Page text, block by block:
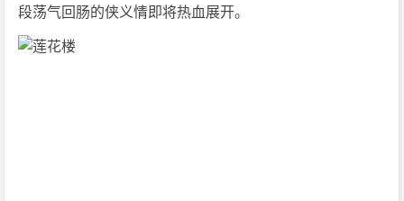
段荡气回肠的侠义情即将热血展开。